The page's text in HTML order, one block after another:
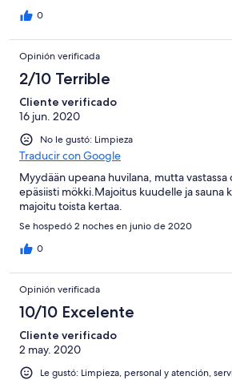
0
Opinión verificada
2/10 Terrible
Cliente verificado
16 jun. 2020
No le gustó: Limpieza
Traducir con Google
Myydään upeana huvilana, mutta vastassa
epäsiisti mökki.Majoitus kuudelle ja sauna
majoitu toista kertaa.
Se hospedó 2 noches en junio de 2020
0
Opinión verificada
10/10 Excelente
Cliente verificado
2 may. 2020
Le gustó: Limpieza, personal y atención,